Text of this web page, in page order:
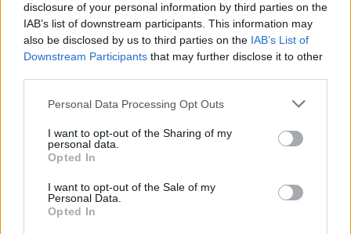
disclosure of your personal information by third parties on the
IAB’s list of downstream participants. This information may
also be disclosed by us to third parties on the IAB’s List of
Downstream Participants that may further disclose it to other
Please note that this website/app uses one or more Google
not limited to your visit or usage behaviour. You may click to
grant or deny consent to Google and its third-party tags to
use your data for below specified purposes in below Google
consent section.
Personal Data Processing Opt Outs
I want to opt-out of the Sharing of my
personal data.
Opted In
I want to opt-out of the Sale of my
Personal Data.
Opted In
CZYTAJ TAKŻE
Hiszpania -
dogr. [Finał MŚ
2026]
Hiszpania ograła
finale Mundialu!